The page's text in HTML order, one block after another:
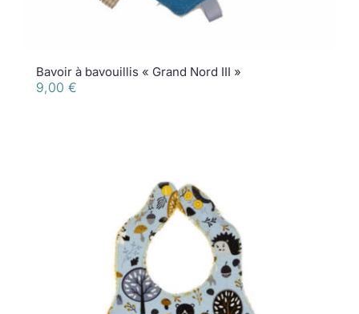
Bavoir à bavouillis « Grand Nord III »
9,00 €